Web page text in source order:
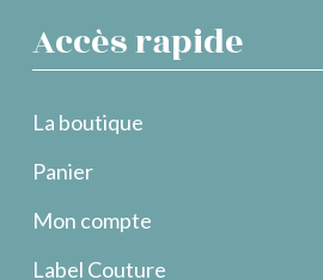
Accès rapide
La boutique
Panier
Mon compte
Label Couture